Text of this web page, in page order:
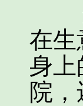
这
在生
身上
院